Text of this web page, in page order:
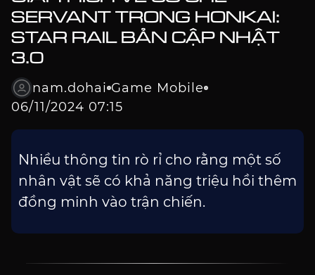
SERVANT TRONG HONKAI:
STAR RAIL BẢN CẬP NHẬT
3.0
nam.dohai Game Mobile
06/11/2024 07:15
Nhiều thông tin rò rỉ cho rằng một số
nhân vật sẽ có khả năng triệu hồi thêm
đồng minh vào trận chiến.